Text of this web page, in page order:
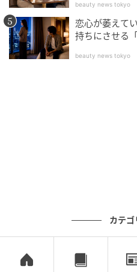
物流・オフィス・住宅・イ
から市場変化を読み解ける
べての方に役立つ調査レポ
A. 三友システムアプレイ
まで5段階で指数化してお
beauty news tokyo
恋心が萎えて
持ちにさせる
beauty news tokyo
カテゴ